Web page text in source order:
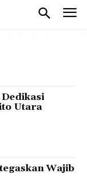
Utara
Wajib